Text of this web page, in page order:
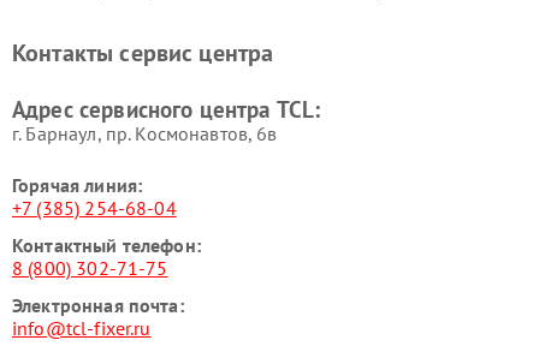
Контакты сервис центра
Адрес сервисного центра TCL:
г. Барнаул, ​пр. Космонавтов, 6в
Горячая линия:
+7 (385) 254-68-04
Контактный телефон:
8 (800) 302-71-75
Электронная почта:
info@tcl-fixer.ru